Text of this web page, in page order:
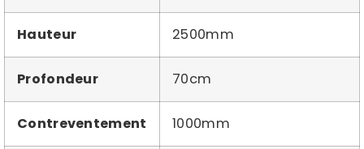
Hauteur 2500mm
Profondeur 70cm
Contreventement 1000mm